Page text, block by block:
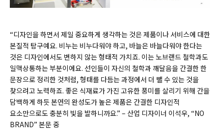
“디자인을 하면서 제일 중요하게 생각하는 것은 제품이나 서비스에 대한
본질적 탐구예요. 비누는 비누다워야 하고, 바늘은 바늘다워야 한다는
것은 디자인에서도 변하지 않는 형태적 가치죠. 이는 노브랜드 철학과도
일맥상통하는 부분이에요. 선인들이 자신의 철학과 깨달음을 간결한 한
문장으로 정리한 것처럼, 형태를 다듬는 과정에서 더 뺄 수 있는 것을
찾으려고 노력하죠. 좋은 식재료가 가진 고유한 풍미를 살리기 위해 간을
담백하게 하듯 본연의 완성도가 높은 제품은 간결한 디자인적
요소만으로도 충분히 빛을 발하니까요.” – 산업 디자이너 이석우, “NO
BRAND” 본문 중